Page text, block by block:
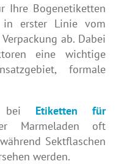
Ihre Bogenetiketten
erster Linie vom
ab. Dabei
eine wichtige
formale
bei Etiketten für
Marmeladen oft
Sektflaschen
werden.